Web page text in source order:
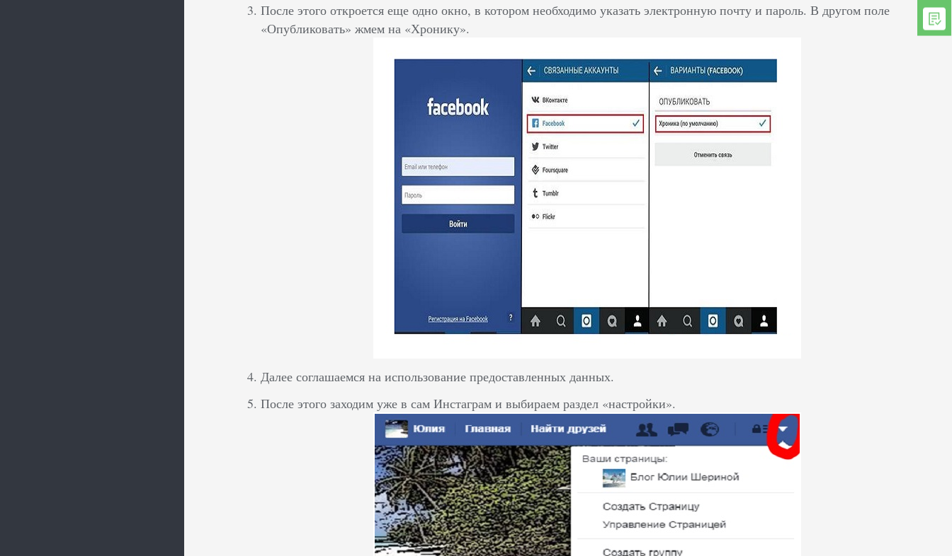
После этого откроется еще одно окно, в котором необходимо указать электронную почту и пароль. В другом поле
«Опубликовать» жмем на «Хронику».
Далее соглашаемся на использование предоставленных данных.
После этого заходим уже в сам Инстаграм и выбираем раздел «настройки».